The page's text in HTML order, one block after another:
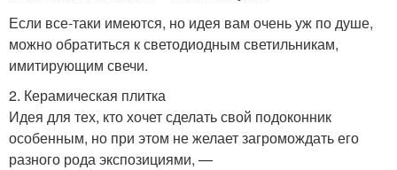
Если все-таки имеются, но идея вам очень уж по душе,
можно обратиться к светодиодным светильникам,
имитирующим свечи.
2. Керамическая плитка
Идея для тех, кто хочет сделать свой подоконник
особенным, но при этом не желает загромождать его
разного рода экспозициями, —